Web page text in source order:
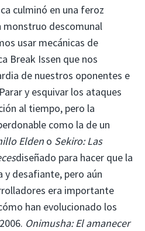
culminó en una feroz
descomunal
usar mecánicas de
Break Issen que nos
de nuestros oponentes e
y esquivar los ataques
al tiempo, pero la
como la de un
Elden o Sekiro: Las
diseñado para hacer que la
y desafiante, pero aún
era importante
han evolucionado los
Onimusha: El amanecer